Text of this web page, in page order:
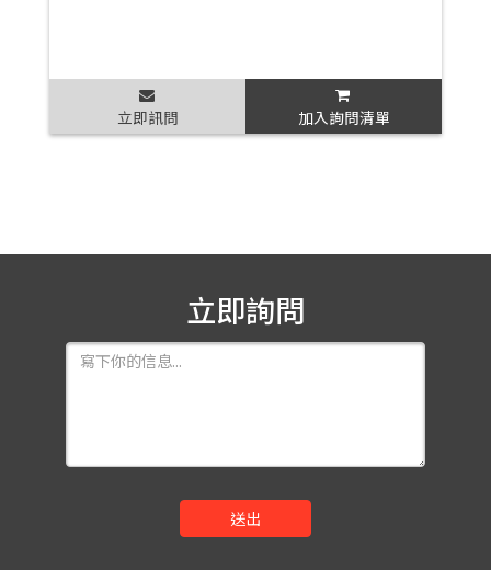
立即訊問 加入詢問清單
立即詢問
送出